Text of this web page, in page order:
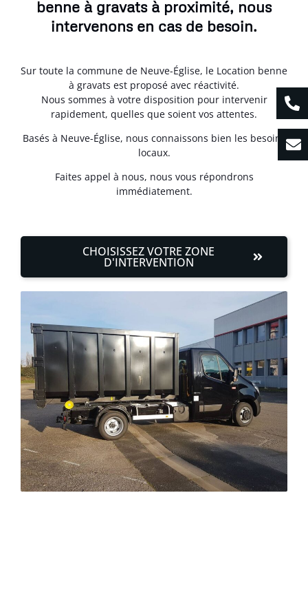
benne à gravats à proximité, nous
intervenons en cas de besoin.
Sur toute la commune de Neuve-Église, le Location benne
à gravats est proposé avec réactivité.
Nous sommes à votre disposition pour intervenir
rapidement, quelles que soient vos attentes.
Basés à Neuve-Église, nous connaissons bien les besoins
locaux.
Faites appel à nous, nous vous répondrons
immédiatement.
CHOISISSEZ VOTRE ZONE
D'INTERVENTION